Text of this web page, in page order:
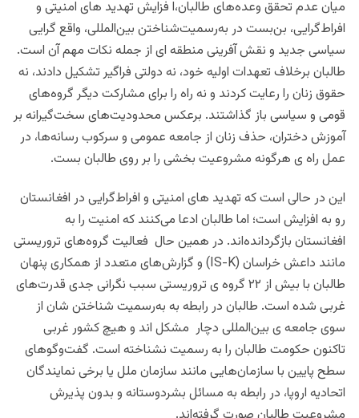
میان عدم تحقق وعده‌های طالبان،ا فزایش تهدید های امنیتی و
افراط‌گرایی، بن‌بست در به‌رسمیت‌شناختن بین‌المللی، واقع گرایی
سیاسی جدید و نقش آفرینی منطقه ای از جمله نکات مهم آن است.
طالبان برخلاف تعهدات اولیه خود، نه دولتی فراگیر تشکیل دادند، نه
حقوق زنان را رعایت کردند و نه راه را برای مشارکت دیگر گروه‌های
قومی و سیاسی باز گذاشتند. برعکس محدودیت‌های سخت‌گیرانه بر
آموزش دختران، حذف زنان از جامعه عمومی و سرکوب رسانه‌ها، در
عمل راه ی هرگونه مشروعیت ‌بخشی را بر روی طالبان بست.
این در حالی است که تهدید های امنیتی و افراط‌گرایی در افغانستان
رو به افزایش است؛ اما طالبان ادعا می‌کنند که امنیت را به
افغانستان بازگردانده‌اند. در همین حال فعالیت گروه‌های تروریستی
مانند داعش خراسان (IS-K) و گزارش‌های متعدد از همکاری پنهان
طالبان با بیش از ۲۲ گروه‌ ی تروریستی سبب نگرانی جدی قدرت‌های
غربی شده است. طالبان در رابطه به به‌رسمیت‌ شناختن شان از
سوی جامعه ی بین‌المللی دچار مشکل اند و هیچ کشور غربی
تاکنون حکومت طالبان را به‌ رسمیت نشناخته است. گفت‌وگوهای
سطح پایین با سازمان‌هایی مانند سازمان ملل یا برخی نمایندگان
اتحادیه اروپا، در رابطه به مسائل بشردوستانه و بدون پذیرش